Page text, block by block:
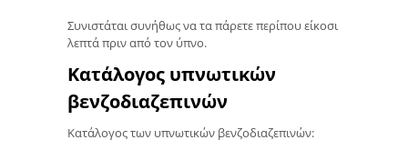
Συνιστάται συνήθως να τα πάρετε περίπου είκοσι
λεπτά πριν από τον ύπνο.
Κατάλογος υπνωτικών
βενζοδιαζεπινών
Κατάλογος των υπνωτικών βενζοδιαζεπινών: